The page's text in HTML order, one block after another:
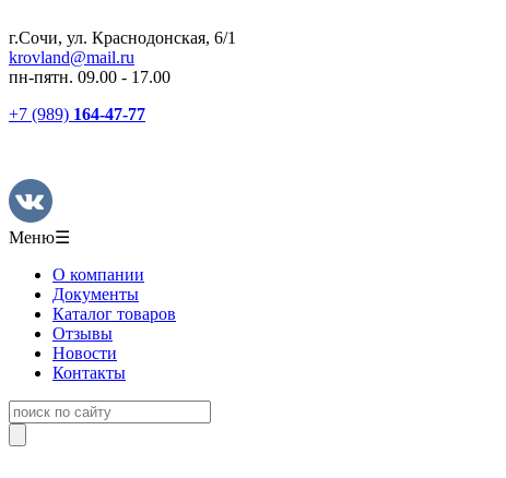
г.Сочи, ул. Краснодонская, 6/1
krovland@mail.ru
пн-пятн. 09.00 - 17.00
+7 (989) 164-47-77
Меню☰
О компании
Документы
Каталог товаров
Отзывы
Новости
Контакты